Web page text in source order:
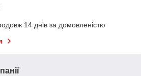
14 днів за домовленістю